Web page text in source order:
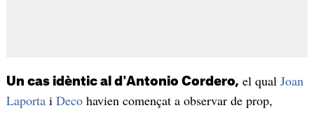
Un cas idèntic al d'Antonio Cordero, el qual Joan
Laportai Decohavien començat a observar de prop,